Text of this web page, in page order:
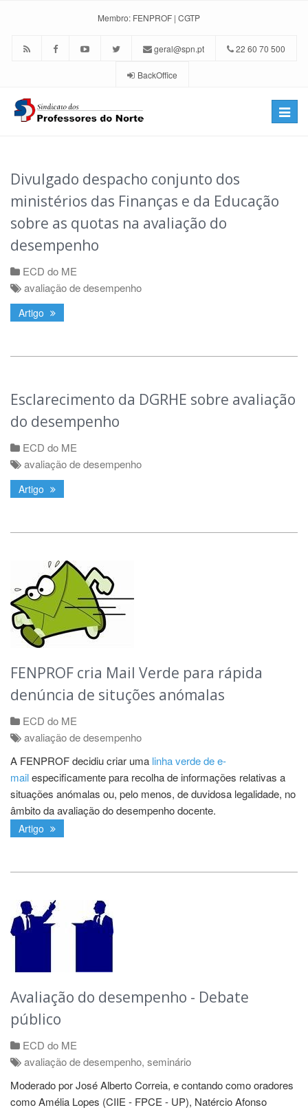
Membro: FENPROF | CGTP
geral@spn.pt 22 60 70 500
BackOffice
Toggle
Divulgado despacho conjunto dos
ministérios das Finanças e da Educação
sobre as quotas na avaliação do
desempenho
ECD do ME
avaliação de desempenho
Artigo
Esclarecimento da DGRHE sobre avaliação
do desempenho
ECD do ME
avaliação de desempenho
Artigo
FENPROF cria Mail Verde para rápida
denúncia de situções anómalas
ECD do ME
avaliação de desempenho
A FENPROF decidiu criar uma linha verde de e-
mailespecificamente para recolha de informações relativas a
situações anómalas ou, pelo menos, de duvidosa legalidade, no
âmbito da avaliação do desempenho docente.
Artigo
Avaliação do desempenho - Debate
público
ECD do ME
avaliação de desempenho, seminário
Moderado por José Alberto Correia, e contando como oradores
como Amélia Lopes (CIIE - FPCE - UP), Natércio Afonso